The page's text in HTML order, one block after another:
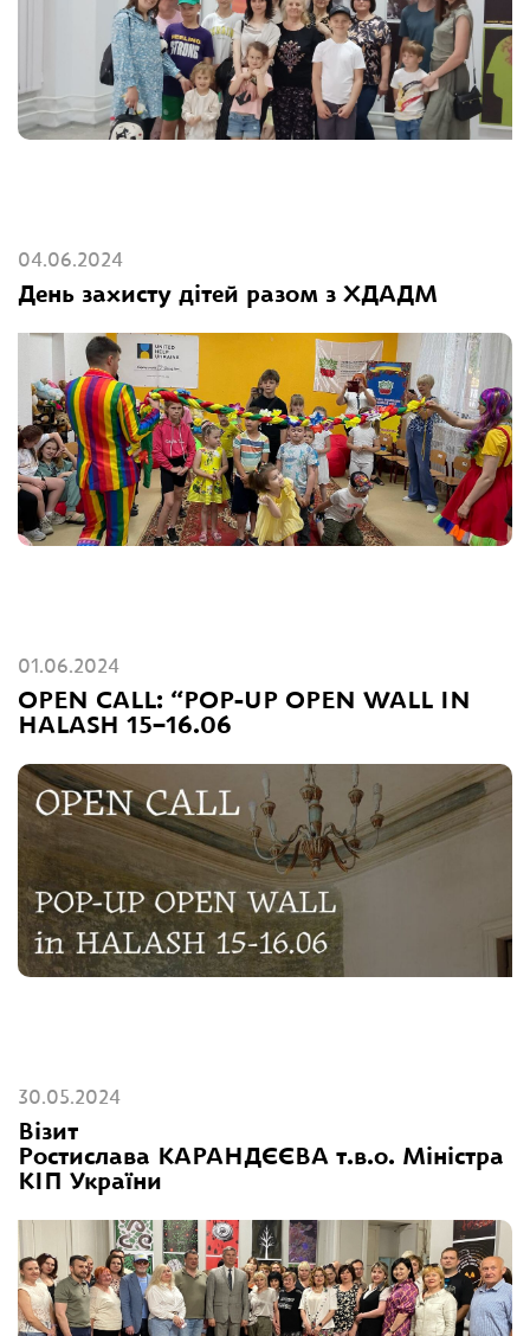
04.06.2024
День захисту дітей разом з ХДАДМ
01.06.2024
OPEN CALL: “POP-UP OPEN WALL IN
HALASH 15–16.06
30.05.2024
Візит
Ростислава КАРАНДЄЄВА т.в.о. Міністра
КІП України